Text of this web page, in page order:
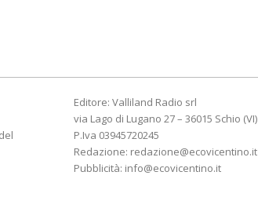
Editore: Valliland Radio srl
via Lago di Lugano 27 – 36015 Schio (VI)
P.Iva 03945720245
Redazione: redazione@ecovicentino.it
Pubblicità: info@ecovicentino.it